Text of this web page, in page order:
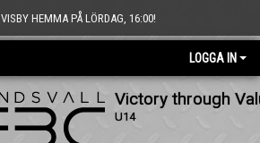
VISBY HEMMA PÅ LÖRDAG, 16:00!
LOGGA IN
Victory through
U14